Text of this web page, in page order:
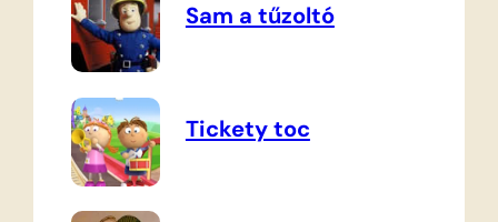
Sam a tűzoltó
Tickety toc